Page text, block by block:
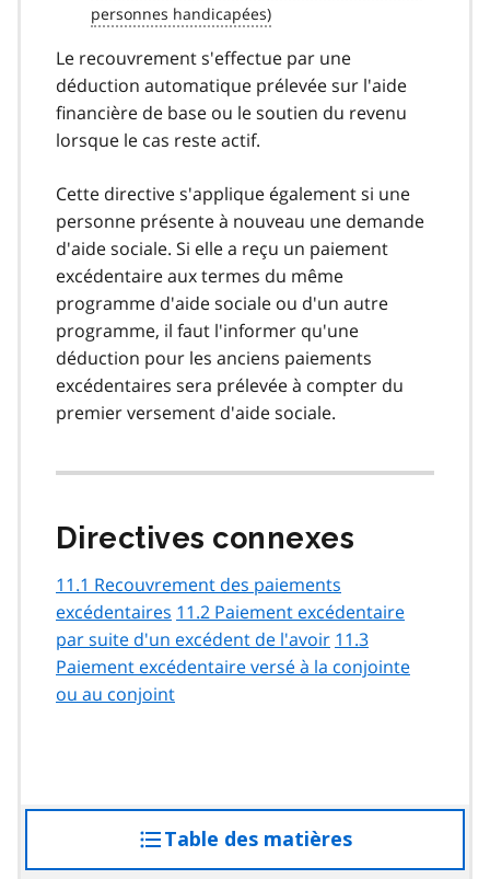
Le recouvrement s'effectue par une
déduction automatique prélevée sur l'aide
financière de base ou le soutien du revenu
lorsque le cas reste actif.
Cette directive s'applique également si une
personne présente à nouveau une demande
d'aide sociale. Si elle a reçu un paiement
excédentaire aux termes du même
programme d'aide sociale ou d'un autre
programme, il faut l'informer qu'une
déduction pour les anciens paiements
excédentaires sera prélevée à compter du
premier versement d'aide sociale.
Directives connexes
11.1 Recouvrement des paiements
excédentaires 11.2 Paiement excédentaire
par suite d'un excédent de l'avoir 11.3
Paiement excédentaire versé à la conjointe
ou au conjoint
Table des matières
à